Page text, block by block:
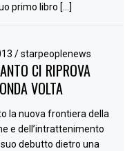
primo libro […]
/ starpeoplenews
CI RIPROVA
VOLTA
la nuova frontiera della
e dell’intrattenimento
debutto dietro una